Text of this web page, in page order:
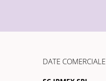
DATE COMERCIALE